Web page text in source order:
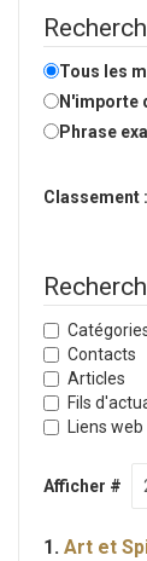
Tous les
N'importe
Phrase
Classement :
Contacts
Articles
Fils
Liens web
Afficher #
1. Art et